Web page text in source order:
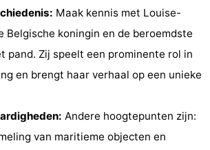
Maak kennis met Louise-
Belgische koningin en de beroemdste
pand. Zij speelt een prominente rol in
en brengt haar verhaal op een unieke
Andere hoogtepunten zijn:
van maritieme objecten en